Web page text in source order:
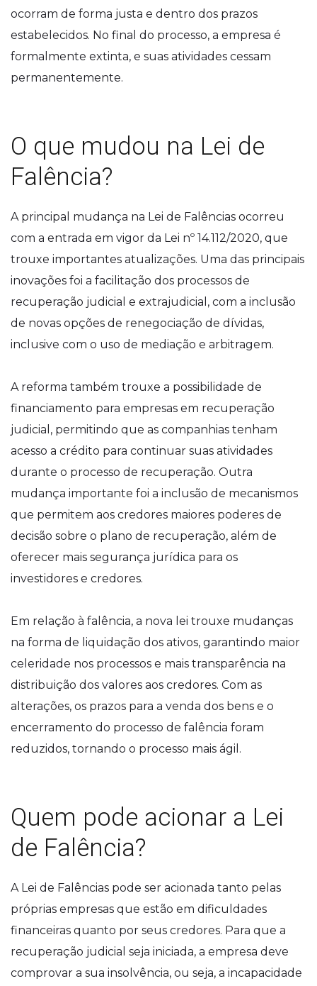
ocorram de forma justa e dentro dos prazos
estabelecidos. No final do processo, a empresa é
formalmente extinta, e suas atividades cessam
permanentemente.
O que mudou na Lei de
Falência?
A principal mudança na Lei de Falências ocorreu
com a entrada em vigor da Lei nº 14.112/2020, que
trouxe importantes atualizações. Uma das principais
inovações foi a facilitação dos processos de
recuperação judicial e extrajudicial, com a inclusão
de novas opções de renegociação de dívidas,
inclusive com o uso de mediação e arbitragem.
A reforma também trouxe a possibilidade de
financiamento para empresas em recuperação
judicial, permitindo que as companhias tenham
acesso a crédito para continuar suas atividades
durante o processo de recuperação. Outra
mudança importante foi a inclusão de mecanismos
que permitem aos credores maiores poderes de
decisão sobre o plano de recuperação, além de
oferecer mais segurança jurídica para os
investidores e credores.
Em relação à falência, a nova lei trouxe mudanças
na forma de liquidação dos ativos, garantindo maior
celeridade nos processos e mais transparência na
distribuição dos valores aos credores. Com as
alterações, os prazos para a venda dos bens e o
encerramento do processo de falência foram
reduzidos, tornando o processo mais ágil.
Quem pode acionar a Lei
de Falência?
A Lei de Falências pode ser acionada tanto pelas
próprias empresas que estão em dificuldades
financeiras quanto por seus credores. Para que a
recuperação judicial seja iniciada, a empresa deve
comprovar a sua insolvência, ou seja, a incapacidade